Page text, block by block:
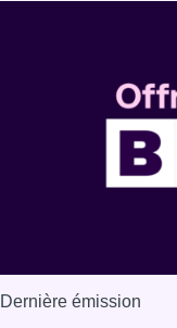
Dernière émission